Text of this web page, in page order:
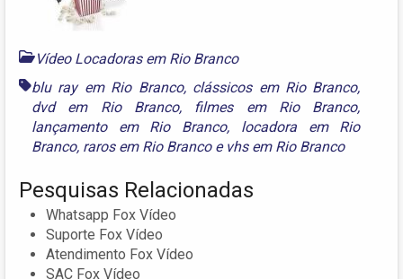
Vídeo Locadoras em Rio Branco
blu ray em Rio Branco, clássicos em Rio Branco,
dvd em Rio Branco, filmes em Rio Branco,
lançamento em Rio Branco, locadora em Rio
Branco, raros em Rio Brancoe vhs em Rio Branco
Pesquisas Relacionadas
Whatsapp Fox Vídeo
Suporte Fox Vídeo
Atendimento Fox Vídeo
SAC Fox Vídeo